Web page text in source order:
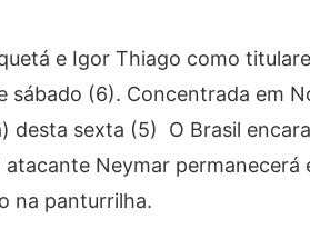
e Igor Thiago como
sábado (6). Concentrada em
desta sexta (5) O Brasil
Neymar permanecerá
na panturrilha.